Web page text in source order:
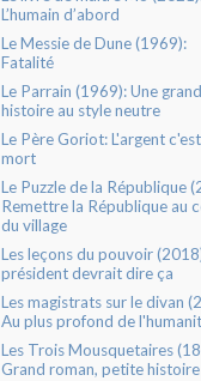
L’humain d’abord
Le Messie de Dune (1969):
Fatalité
Le Parrain (1969): Une
histoire au style neutre
Le Père Goriot: L'argent
mort
Le Puzzle de la République
Remettre la République au
du village
Les leçons du pouvoir
président devrait dire ça
Les magistrats sur le divan
Au plus profond de
Les Trois Mousquetaires
Grand roman, petite histoire